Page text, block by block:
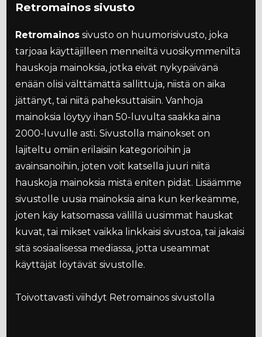
Retromainos sivusto
Retromainos sivusto on huumorisivusto, joka
tarjoaa käyttäjilleen menneiltä vuosikymmeniltä
hauskoja mainoksia, jotka eivät nykypäivänä
enään olisi välttämättä sallittuja, niistä on aika
jättänyt, tai niitä paheksuttaisiin. Vanhoja
mainoksia löytyy ihan 50-luvulta saakka aina
2000-luvulle asti. Sivustolla mainokset on
lajiteltu omiin erilaisiin kategorioihin ja
avainsanoihin, joten voit katsella juuri niitä
hauskoja mainoksia mistä eniten pidät. Lisäämme
sivustolle uusia mainoksia aina kun kerkeämme,
joten käy katsomassa välillä uusimmat hauskat
kuvat, tai mikset vaikka linkkaisi sivustoa, tai jakaisi
sitä sosiaalisessa mediassa, jotta useammat
käyttäjät löytävät sivustolle.
Toivottavasti viihdyt Retromainos sivustolla